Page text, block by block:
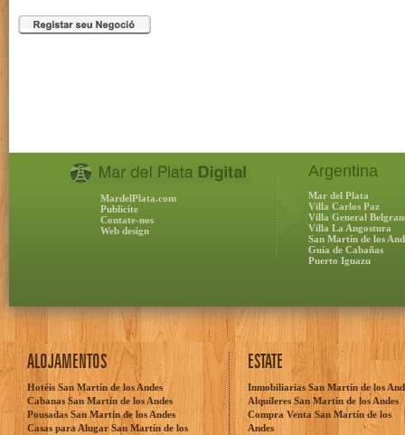
MardelPlata.com
Publicite
Contate-nos
Web design
Argentina
Mar del Plata
Villa Carlos Paz
Villa General
Villa La Angostura
San Martín de los
Guía de Cabañas
Puerto Iguazu
ALOJAMENTOS
Hotéis San Martín de los Andes
Cabanas San Martín de los Andes
Pousadas San Martín de los Andes
Casas para Alugar San Martín de los
ESTATE
Inmobiliarias San Martín de los
Alquileres San Martín de los Andes
Compra Venta San Martín de los
Andes